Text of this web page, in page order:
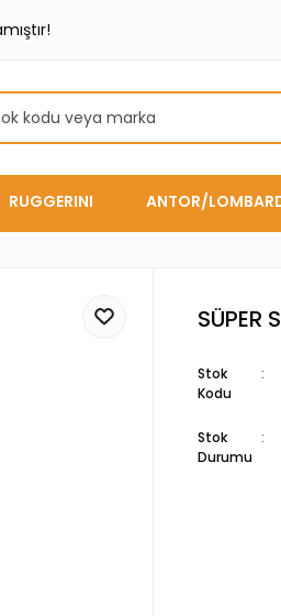
RUGGERINI ANTOR/
SÜPER
Stok
Kodu
Stok
Durumu